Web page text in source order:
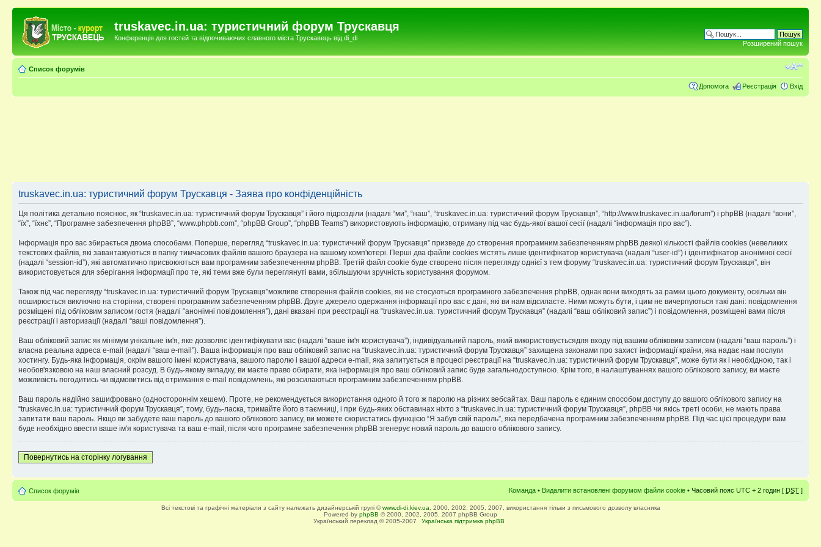
truskavec.in.ua: туристичний форум Трускавця
Конференція для гостей та відпочиваючих славного міста Трускавець від di_di
Розширений пошук
Список форумів
Допомога Реєстрація Вхід
truskavec.in.ua: туристичний форум Трускавця - Заява про конфіденційність
Ця політика детально пояснює, як “truskavec.in.ua: туристичний форум Трускавця” і його підрозділи (надалі “ми”, “наш”, “truskavec.in.ua: туристичний форум Трускавця”, “http://www.truskavec.in.ua/forum”) і phpBB (надалі “вони”,
“їх”, “їхнє”, “Програмне забезпечення phpBB”, “www.phpbb.com”, “phpBB Group”, “phpBB Teams”) використовують інформацію, отриману під час будь-якої вашої сесії (надалі “інформація про вас”).
Інформація про вас збирається двома способами. Поперше, перегляд “truskavec.in.ua: туристичний форум Трускавця” призведе до створення програмним забезпеченням phpBB деякої кількості файлів cookies (невеликих
текстових файлів, які завантажуються в папку тимчасових файлів вашого браузера на вашому комп'ютері. Перші два файли cookies містять лише ідентифікатор користувача (надалі “user-id”) і ідентифікатор анонімної сесії
(надалі “session-id”), які автоматично присвоюються вам програмним забезпеченням phpBB. Третій файл cookie буде створено після перегляду однієї з тем форуму “truskavec.in.ua: туристичний форум Трускавця”, він
використовується для зберігання інформації про те, які теми вже були переглянуті вами, збільшуючи зручність користування форумом.
Також під час перегляду “truskavec.in.ua: туристичний форум Трускавця”можливе створення файлів cookies, які не стосуються програмного забезпечення phpBB, однак вони виходять за рамки цього документу, оскільки він
поширюється виключно на сторінки, створені програмним забезпеченням phpBB. Друге джерело одержання інформації про вас є дані, які ви нам відсилаєте. Ними можуть бути, і цим не вичерпуються такі дані: повідомлення
розміщені під обліковим записом гостя (надалі “анонімні повідомлення”), дані вказані при реєстрації на “truskavec.in.ua: туристичний форум Трускавця” (надалі “ваш обліковий запис”) і повідомлення, розміщені вами після
реєстрації і авторизації (надалі “ваші повідомлення”).
Ваш обліковий запис як мінімум унікальне ім'я, яке дозволяє ідентифікувати вас (надалі “ваше ім'я користувача”), індивідуальний пароль, який використовуєтьсядля входу під вашим обліковим записом (надалі “ваш пароль”) і
власна реальна адреса e-mail (надалі “ваш e-mail”). Ваша інформація про ваш обліковий запис на “truskavec.in.ua: туристичний форум Трускавця” захищена законами про захист інформації країни, яка надає нам послуги
хостингу. Будь-яка інформація, окрім вашого імені користувача, вашого паролю і вашої адреси e-mail, яка запитується в процесі реєстрації на “truskavec.in.ua: туристичний форум Трускавця”, може бути як і необхідною, так і
необов'язковою на наш власний розсуд. В будь-якому випадку, ви маєте право обирати, яка інформація про ваш обліковий запис буде загальнодоступною. Крім того, в налаштуваннях вашого облікового запису, ви маєте
можливість погодитись чи відмовитись від отримання e-mail повідомлень, які розсилаються програмним забезпеченням phpBB.
Ваш пароль надійно зашифровано (одностороннім хешем). Проте, не рекомендується використання одного й того ж паролю на різних вебсайтах. Ваш пароль є єдиним способом доступу до вашого облікового запису на
“truskavec.in.ua: туристичний форум Трускавця”, тому, будь-ласка, тримайте його в таємниці, і при будь-яких обставинах ніхто з “truskavec.in.ua: туристичний форум Трускавця”, phpBB чи якісь треті особи, не мають права
запитати ваш пароль. Якщо ви забудете ваш пароль до вашого облікового запису, ви можете скористатись функцією “Я забув свій пароль”, яка передбачена програмним забезпеченням phpBB. Під час цієї процедури вам
буде необхідно ввести ваше ім'я користувача та ваш e-mail, після чого програмне забезпечення phpBB згенерує новий пароль до вашого облікового запису.
Повернутись на сторінку логування
Список форумів Команда • Видалити встановлені форумом файли cookie • Часовий пояс UTC + 2 годин [ DST ]
Всі текстові та графічні матеріали з сайту належать дизайнерській групі ©www.di-di.kiev.ua , 2000, 2002, 2005, 2007, використання тільки з письмового дозволу власника
Powered by phpBB © 2000, 2002, 2005, 2007 phpBB Group
Український переклад © 2005-2007
Українська підтримка phpBB